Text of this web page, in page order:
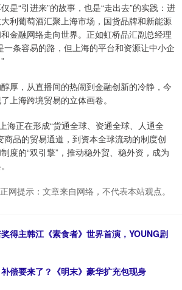
是“引进来”的故事，也是“走出去”的实践：进
利葡萄酒汇聚上海市场，国货品牌和新能源
金融网络走向世界。正如虹桥品汇副总经理
一条容易的路，但上海的平台和资源让中小企
厚，从直播间的热闹到金融创新的冷静，今
上海跨境贸易的立体画卷。
海正在形成“货通全球、资通全球、人通全
商品的贸易通道，到资本全球流动的制度创
度的“双引擎”，推动稳外贸、稳外资，成为
网提示：文章来自网络，不代表本站观点。
得主韩江《素食者》世界首演，YOUNG剧
偿要来了？《明末》豪华扩充包现身